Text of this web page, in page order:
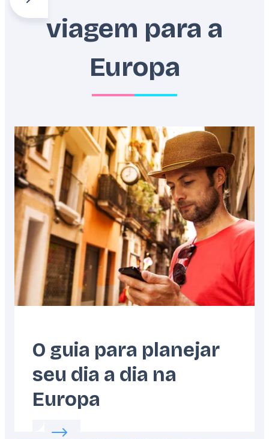
Alpes viagem para a
Europa
Featured
image
O guia para planejar
seu dia a dia na
Europa
Read more about: